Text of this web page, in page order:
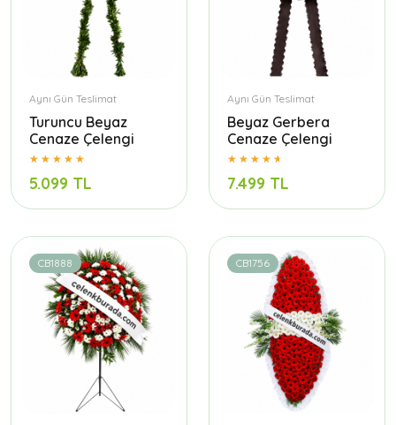
Aynı Gün Teslimat
Turuncu Beyaz
Cenaze Çelengi
5.099 TL
Aynı Gün Teslimat
Beyaz Gerbera
Cenaze Çelengi
7.499 TL
CB1888 CB1756